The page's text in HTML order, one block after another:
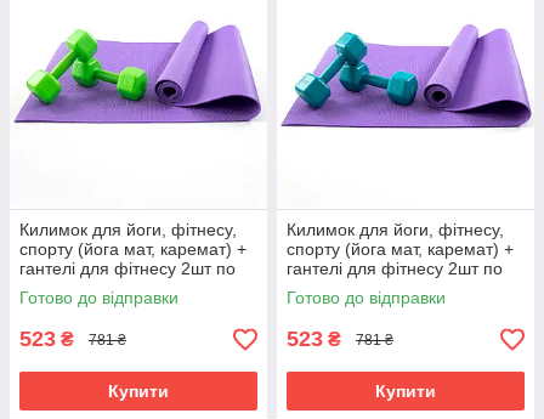
Килимок для йоги, фітнесу,
спорту (йога мат, каремат) +
гантелі для фітнесу 2шт по
2кг OSPORT Set 82 (n-0112)
Фіолетово-салатовий
Готово до відправки
523 ₴ 781 ₴
Купити
Килимок для йоги, фітнесу,
спорту (йога мат, каремат) +
гантелі для фітнесу 2шт по
2кг OSPORT Set 82 (n-0112)
Фіолетово-бірюзовий
Готово до відправки
523 ₴ 781 ₴
Купити